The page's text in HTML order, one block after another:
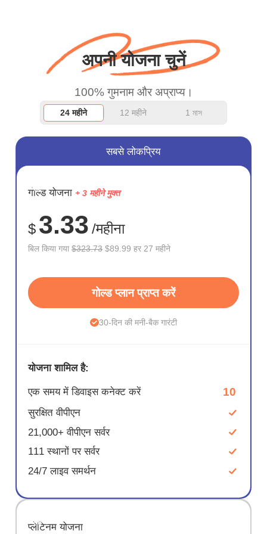
अपनी योजना चुनें
100% गुमनाम और अप्राप्य।
24 महीने 12 महीने 1 মাস
सहेजें
72%
सबसे लोकप्रिय
गोल्ड योजना + 3 महीने मुक्त
$ 3.33 /महीना
बिल किया गया$323.73 $89.99 हर 27 महीने
गोल्ड प्लान प्राप्त करें
30-दिन की मनी-बैक गारंटी
योजना शामिल है:
एक समय में डिवाइस कनेक्ट करें 10
सुरक्षित वीपीएन
21,000+ वीपीएन सर्वर
111 स्थानों पर सर्वर
24/7 लाइव समर्थन
सहेजें
प्लेटिनम योजना